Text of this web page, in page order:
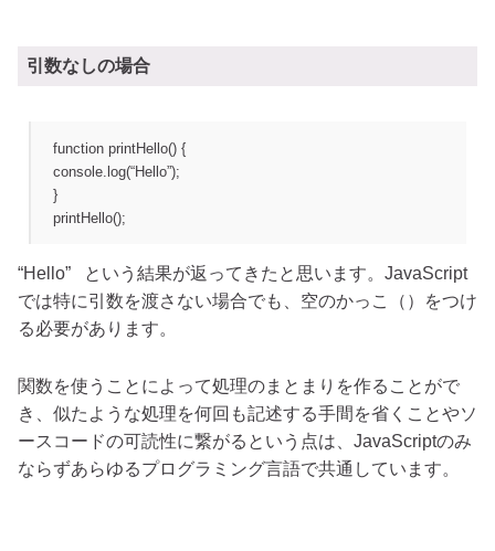
引数なしの場合
function printHello() {
console.log(“Hello”);
}
printHello();
“Hello” という結果が返ってきたと思います。JavaScript
では特に引数を渡さない場合でも、空のかっこ（）をつけ
る必要があります。
関数を使うことによって処理のまとまりを作ることがで
き、似たような処理を何回も記述する手間を省くことやソ
ースコードの可読性に繋がるという点は、JavaScriptのみ
ならずあらゆるプログラミング言語で共通しています。